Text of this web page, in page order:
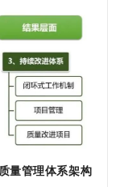
量管理体系架构